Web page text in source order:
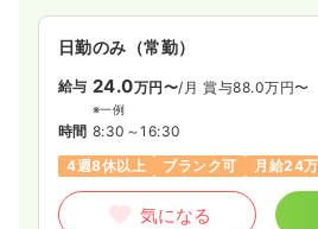
※一例
9:00～17:00
月給32万円以上可
気になる
日勤のみ（常勤）
給与 24.0万円〜/月 賞与88.0万円〜
※一例
時間 8:30～16:30
4週8休以上
ブランク可 月給24
気になる